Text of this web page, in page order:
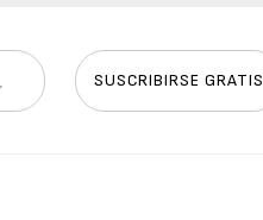
SUSCRIBIRSE GRATIS